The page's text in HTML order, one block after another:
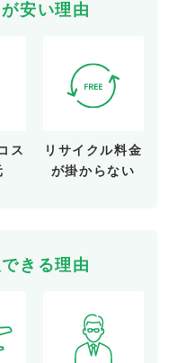
が安い理由
ス
リサイクル料金
が掛からない
できる理由